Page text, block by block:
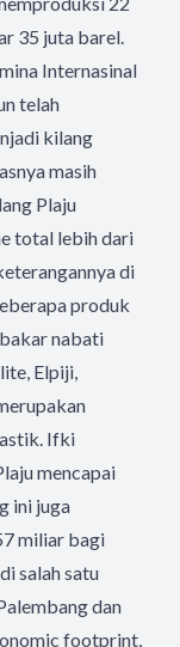
35 juta barel.
Internasinal
telah
kilang
masih
Plaju
total lebih dari
di
produk
nabati
Elpiji,
Ifki
mencapai
ini juga
miliar bagi
salah satu
dan
footprint,